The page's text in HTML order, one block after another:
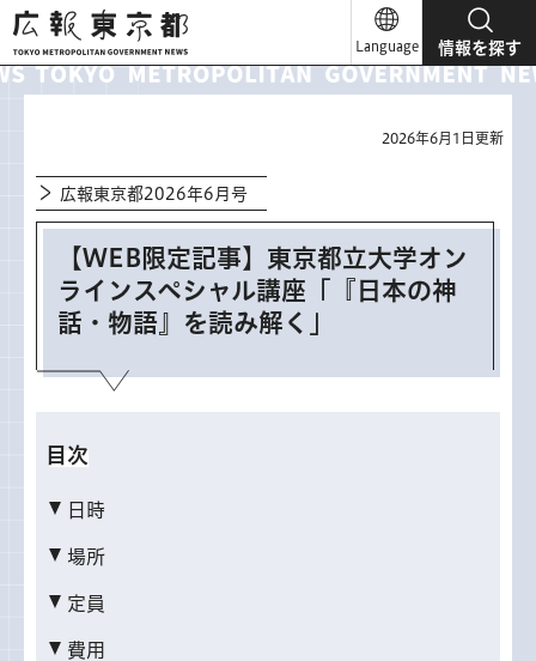
広報東京都
Language 情報を探す
2026年6月1日更新
広報東京都2026年6月号
【WEB限定記事】東京都立大学オン
ラインスペシャル講座「『日本の神
話・物語』を読み解く」
目次
日時
場所
定員
費用